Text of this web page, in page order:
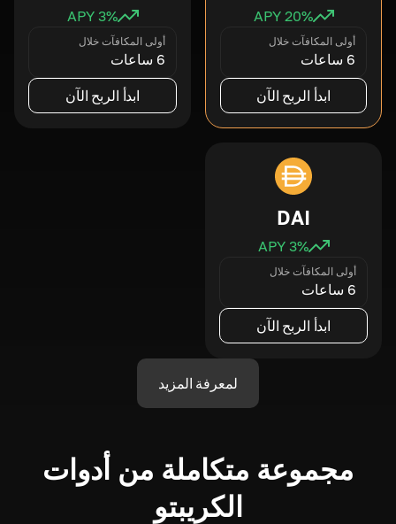
20% APY
أولى المكافآت خلال
6 ساعات
ابدأ الربح الآن
3% APY
أولى المكافآت خلال
6 ساعات
ابدأ الربح الآن
DAI
3% APY
أولى المكافآت خلال
6 ساعات
ابدأ الربح الآن
لمعرفة المزيد
مجموعة متكاملة من أدوات
الكريبتو